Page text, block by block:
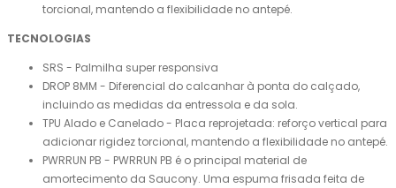
torcional, mantendo a flexibilidade no antepé.
TECNOLOGIAS
SRS - Palmilha super responsiva
DROP 8MM - Diferencial do calcanhar à ponta do calçado,
incluindo as medidas da entressola e da sola.
TPU Alado e Canelado - Placa reprojetada: reforço vertical para
adicionar rigidez torcional, mantendo a flexibilidade no antepé.
PWRRUN PB - PWRRUN PB é o principal material de
amortecimento da Saucony. Uma espuma frisada feita de